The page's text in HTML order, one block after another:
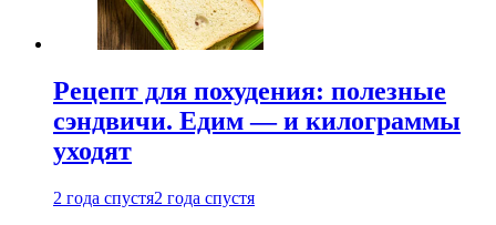
Рецепт для похудения: полезные
сэндвичи. Едим — и килограммы
уходят
2 года спустя2 года спустя